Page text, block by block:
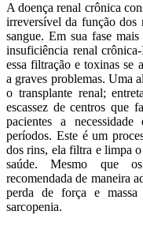
A doença renal crônica
irreversível da função dos
sangue. Em sua fase
insuficiência renal
essa filtração e toxinas se
a graves problemas. Uma
o transplante renal;
escassez de centros que
pacientes a
períodos. Este é um
dos rins, ela filtra e limpa
saúde. Mesmo que
recomendada de maneira
perda de força e massa
sarcopenia.